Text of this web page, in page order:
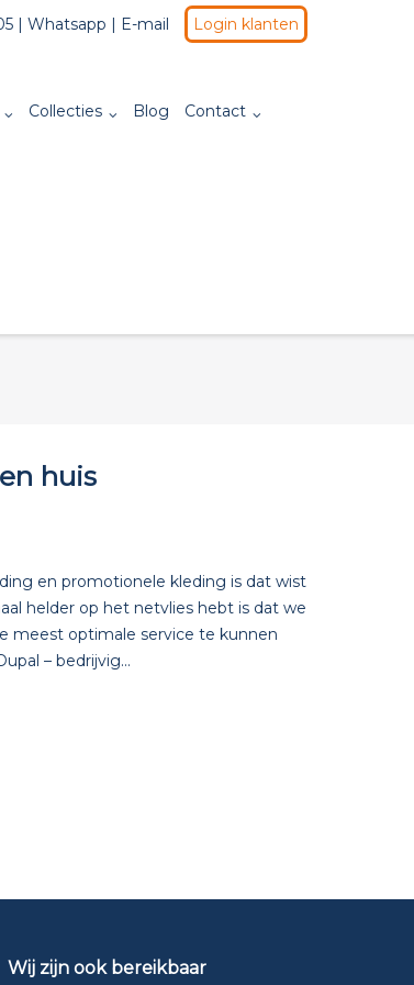
|Whatsapp | E-mail Login klanten
Collecties Blog Contact
huis
en promotionele kleding is dat wist
helder op het netvlies hebt is dat we
meest optimale service te kunnen
– bedrijvig...
Wij zijn ook bereikbaar